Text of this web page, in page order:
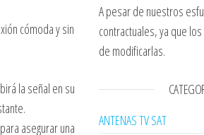
cómoda y sin
la señal en su
asegurar una
A pesar de nuestros
contractuales, ya que
de modificarlas.
ANTENAS TV SAT